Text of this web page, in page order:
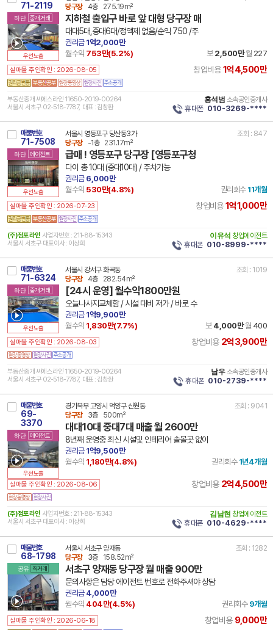
71-2119
하단 중개거래
우선노출
당구장
4층 275.19m²
지하철 출입구 바로 앞 대형 당구장 매
대대5대,중대6대/정액제 없음/순익 750 /주
권리금1억2,000만
월수익 753만(5.2%) 보2,500만 월 227
실매물 주인확인 : 2026-08-05 창업비용1억4,500만
부동산중개 씨에스라인 11650-2019-00264
서울시 서초구 02-518-7787, 대표 : 김창환
홍석범 소속공인중개사
휴대폰 010-3269-****
매물번호
71-7508
하단 에이전트
우선노출
서울시 영등포구 당산동3가
조회 : 847
당구장
-1층 231.17m²
급매 ! 영등포구 당구장 [영등포구청
다이 총 10대 (중대10대) / 주차가능
권리금6,000만
월수익 530만(4.8%) 권리회수 11개월
실매물 주인확인 : 2026-07-23 창업비용1억1,000만
(주)점포라인 사업자번호 : 211-88-15343
서울시 서초구 대표이사 : 이상희
이유석 창업에이전트
휴대폰 010-8999-****
매물번호
71-6324
하단 중개거래
우선노출
서울시 강서구 화곡동
조회 : 1019
당구장
4층 282.54m²
[24시 운영] 월수익1800만원
오늘나사지교체함 / 시설 대비 저가 / 바로 수
권리금1억9,900만
월수익 1,830만(7.7%) 보4,000만 월 400
실매물 주인확인 : 2026-08-03 창업비용 2억3,900만
부동산중개 씨에스라인 11650-2019-00264
서울시 서초구 02-518-7787, 대표 : 김창환
남우 소속공인중개사
휴대폰 010-2739-****
매물번호
69-
3370
하단 에이전트
우선노출
경기북부 고양시 덕양구 신원동
조회 : 9041
당구장
3층 500m²
대대10대 중대7대 매출 월 2600만
8년째 운영중 최신 시설및 인테리어 솔볼곳 없이
권리금1억9,500만
월수익 1,180만(4.8%) 권리회수 1년4개월
실매물 주인확인 : 2026-08-06 창업비용 2억4,500만
(주)점포라인 사업자번호 : 211-88-15343
서울시 서초구 대표이사 : 이상희
김남현 창업에이전트
휴대폰 010-4629-****
매물번호
68-1798
공유 직거래
서울시 서초구 양재동
조회 : 1282
당구장
3층 158.52m²
서초구 양재동 당구장 월 매출 900만
문의사항은 담당 에이전트 번호로 전화주셔야 상담
권리금4,000만
월수익 404만(4.5%) 권리회수 9개월
실매물 주인확인 : 2026-06-18 창업비용 9,000만